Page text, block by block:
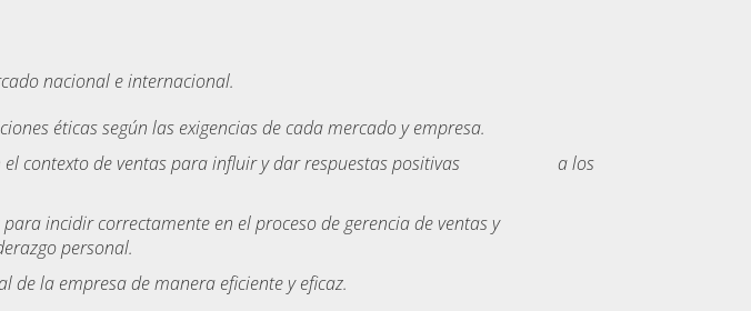
nacional e internacional.
éticas según las exigencias de cada mercado y empresa.
en el contexto de ventas para influir y dar respuestas positivas a los
para incidir correctamente en el proceso de gerencia de ventas y
personal.
la empresa de manera eficiente y eficaz.